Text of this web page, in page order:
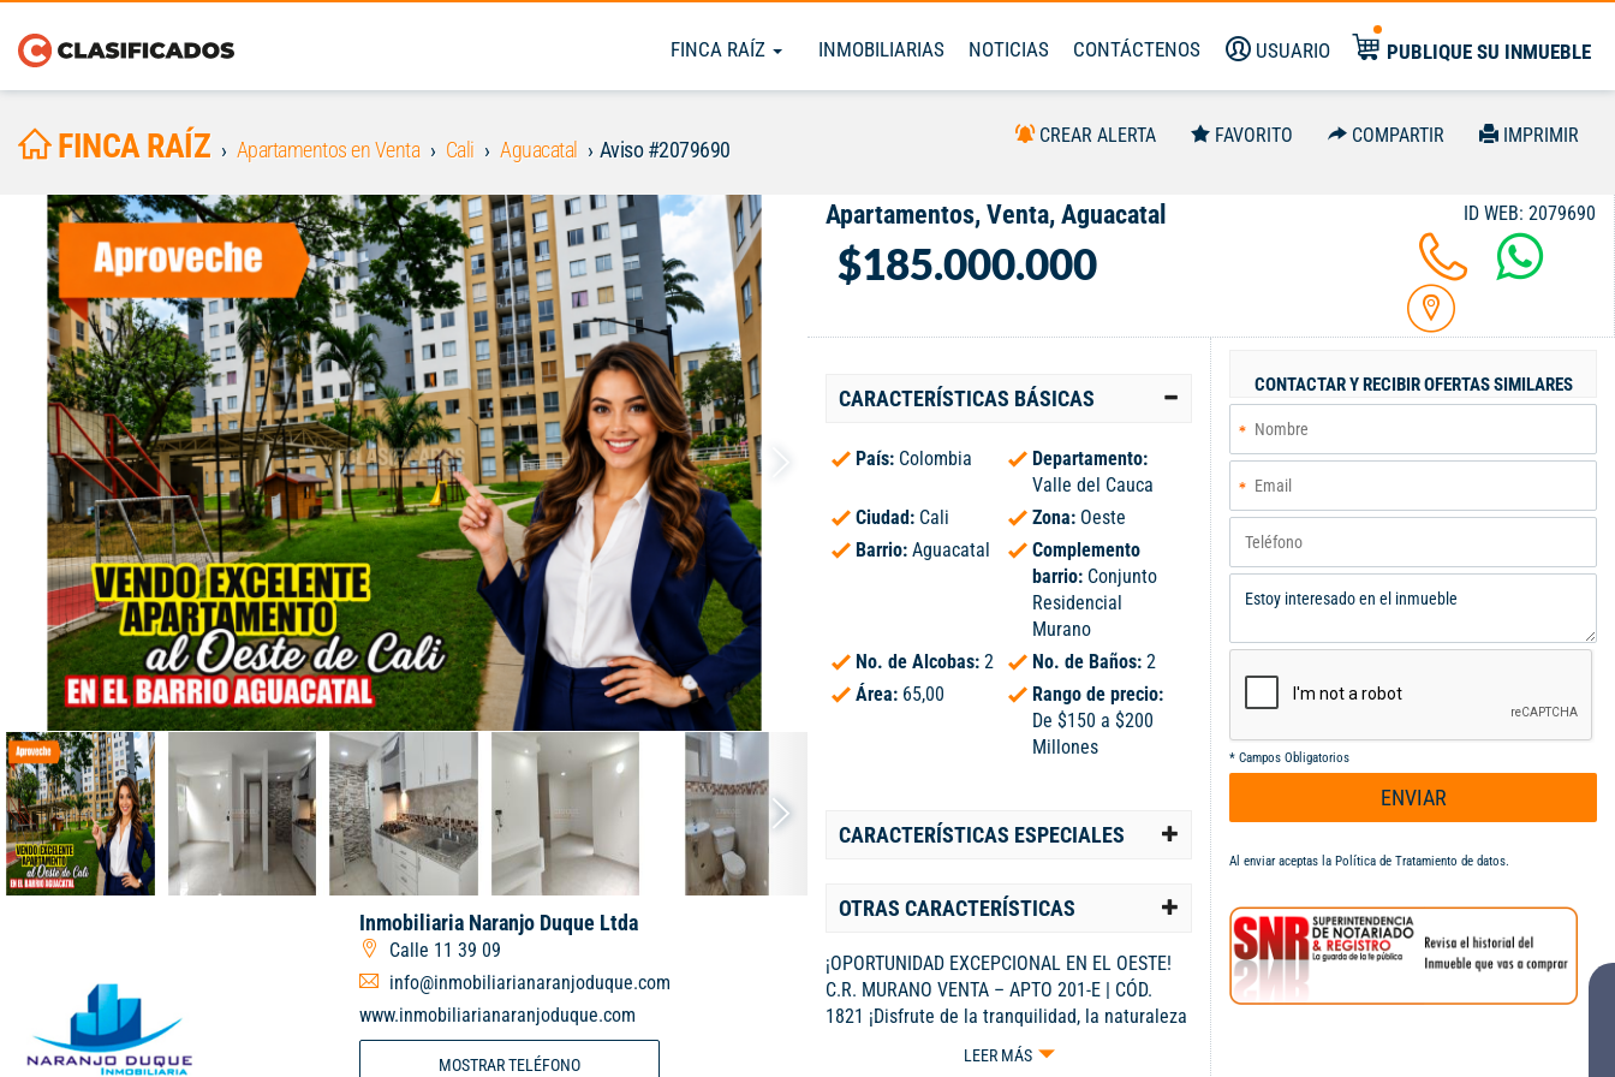
FINCA RAÍZ INMOBILIARIAS NOTICIAS CONTÁCTENOS USUARIO PUBLIQUE SU INMUEBLE
FINCA RAÍZ Apartamentos en Venta Cali Aguacatal Aviso #2079690
CREAR ALERTA FAVORITO COMPARTIR IMPRIMIR
Inmobiliaria Naranjo Duque Ltda
Calle 11 39 09
info@inmobiliarianaranjoduque.com
www.inmobiliarianaranjoduque.com
MOSTRAR TELÉFONO
Apartamentos, Venta, Aguacatal
$185.000.000
ID WEB: 2079690
CARACTERÍSTICAS BÁSICAS
País: Colombia
Departamento:
Valle del Cauca
Ciudad: Cali Zona: Oeste
Barrio: Aguacatal
Complemento
barrio: Conjunto
Residencial
Murano
No. de Alcobas: 2 No. de Baños: 2
Área: 65,00
Rango de precio:
De $150 a $200
Millones
CARACTERÍSTICAS ESPECIALES
OTRAS CARACTERÍSTICAS
¡OPORTUNIDAD EXCEPCIONAL EN EL OESTE!
C.R. MURANO VENTA – APTO 201-E | CÓD.
1821 ¡Disfrute de la tranquilidad, la naturaleza
y la frescura del oeste a un precio inigualable!
Excelente apartamento, ideal para parejas,
LEER MÁS
CONTACTAR Y RECIBIR OFERTAS SIMILARES
* Campos Obligatorios
ENVIAR
Al enviar aceptas la Política de Tratamiento de datos.